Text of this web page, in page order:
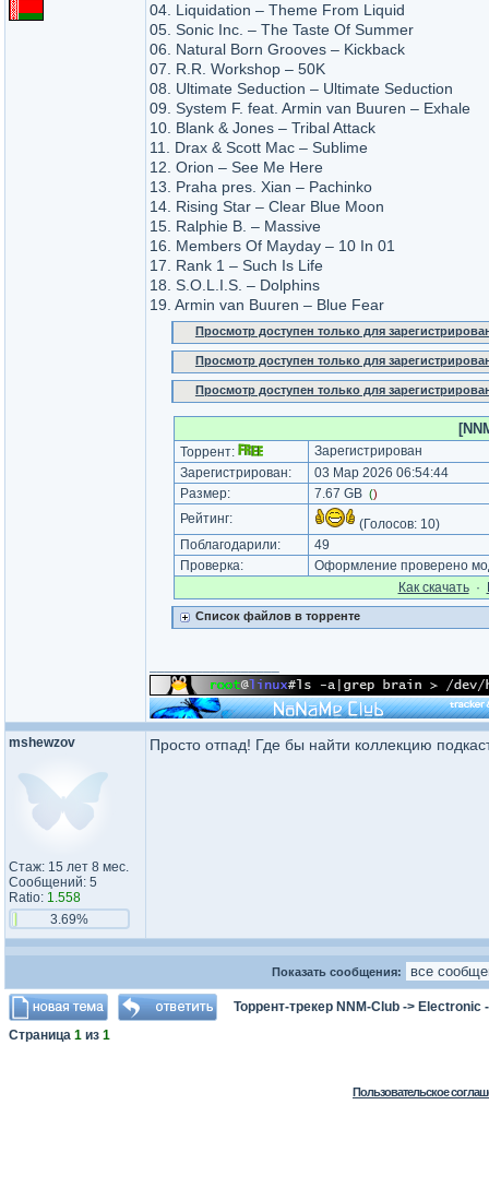
04. Liquidation – Theme From Liquid
05. Sonic Inc. – The Taste Of Summer
06. Natural Born Grooves – Kickback
07. R.R. Workshop – 50K
08. Ultimate Seduction – Ultimate Seduction
09. System F. feat. Armin van Buuren – Exhale
10. Blank & Jones – Tribal Attack
11. Drax & Scott Mac – Sublime
12. Orion – See Me Here
13. Praha pres. Xian – Pachinko
14. Rising Star – Clear Blue Moon
15. Ralphie B. – Massive
16. Members Of Mayday – 10 In 01
17. Rank 1 – Such Is Life
18. S.O.L.I.S. – Dolphins
19. Armin van Buuren – Blue Fear
Просмотр доступен только для
Просмотр доступен только для
Просмотр доступен только для
Торрент:
Зарегистрирован
Зарегистрирован:
03 Мар 2026 06:54:44
Размер:
7.67 GB ()
Рейтинг: (Голосов: 10)
Поблагодарили:
49
Проверка:
Оформление проверено
Как cкачать·
Список файлов в торренте
mshewzov
Стаж: 15 лет 8 мес.
Сообщений: 5
Ratio: 1.558
3.69%
Просто отпад! Где бы найти коллекцию
Показать сообщения:
Торрент-трекер NNM-Club -> Electronic
Страница 1 из 1
Пользовательское